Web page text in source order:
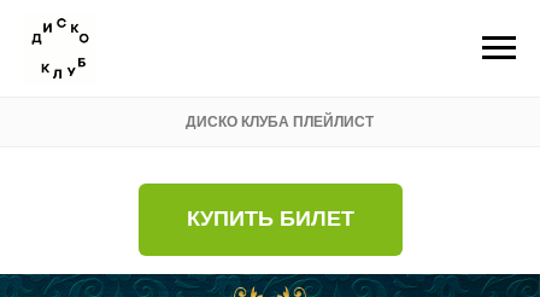
ДИСКО КЛУБА ПЛЕЙЛИСТ
КУПИТЬ БИЛЕТ